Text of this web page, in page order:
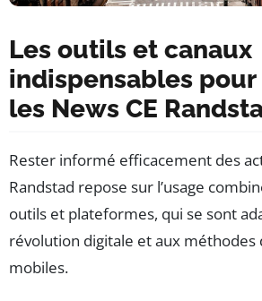
Les outils et canaux
indispensables
les News CE
Rester informé efficacement des
Randstad repose sur l’usage
outils et plateformes, qui se sont
révolution digitale et aux méthodes
mobiles.